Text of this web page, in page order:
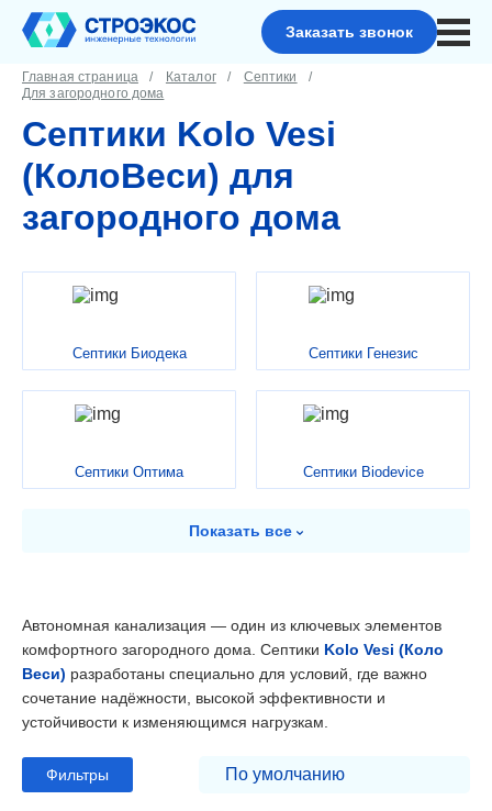
Заказать звонок
Главная страница Каталог
Септики
Для загородного дома
Септики Kolo Vesi
(КолоВеси) для
загородного дома
Септики Биодека Септики Генезис
Септики Оптима Септики Biodevice
Показать все
Автономная канализация — один из ключевых элементов
комфортного загородного дома. Септики Kolo Vesi (Коло
Веси) разработаны специально для условий, где важно
сочетание надёжности, высокой эффективности и
устойчивости к изменяющимся нагрузкам.
Фильтры